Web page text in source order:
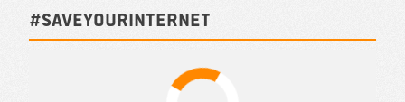
#SAVEYOURINTERNET